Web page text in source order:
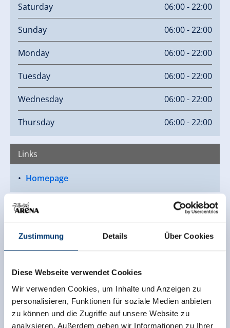
Zustimmung Details Über Cookies
Diese Webseite verwendet Cookies
Wir verwenden Cookies, um Inhalte und Anzeigen zu
personalisieren, Funktionen für soziale Medien anbieten
zu können und die Zugriffe auf unsere Website zu
analysieren. Außerdem geben wir Informationen zu Ihrer
Saturday 06:00 - 22:00
Sunday 06:00 - 22:00
Monday 06:00 - 22:00
Tuesday 06:00 - 22:00
Wednesday 06:00 - 22:00
Thursday 06:00 - 22:00
Links
Homepage